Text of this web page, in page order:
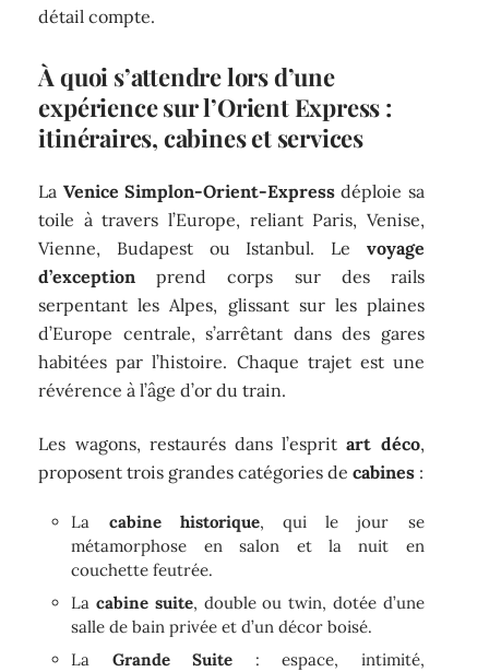
détail compte.
À quoi s’attendre lors d’une
expérience sur l’Orient Express :
itinéraires, cabines et services
La Venice Simplon-Orient-Express déploie sa
toile à travers l’Europe, reliant Paris, Venise,
Vienne, Budapest ou Istanbul. Le voyage
d’exception prend corps sur des rails
serpentant les Alpes, glissant sur les plaines
d’Europe centrale, s’arrêtant dans des gares
habitées par l’histoire. Chaque trajet est une
révérence à l’âge d’or du train.
Les wagons, restaurés dans l’espritart déco,
proposent trois grandes catégories decabines :
La cabine historique, qui le jour se
métamorphose en salon et la nuit en
couchette feutrée.
Lacabine suite, double ou twin, dotée d’une
salle de bain privée et d’un décor boisé.
La Grande Suite : espace, intimité,